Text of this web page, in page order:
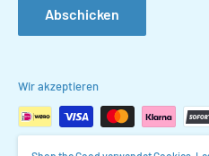
Glocken lernen
Abschicken
Wir akzeptieren